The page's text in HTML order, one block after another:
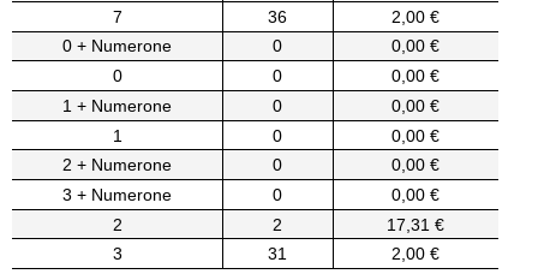
7
36
2,00 €
0 + Numerone
0
0,00 €
0
0
0,00 €
1 + Numerone
0
0,00 €
1
0
0,00 €
2 + Numerone
0
0,00 €
3 + Numerone
0
0,00 €
2
2
17,31 €
3
31 2,00 €